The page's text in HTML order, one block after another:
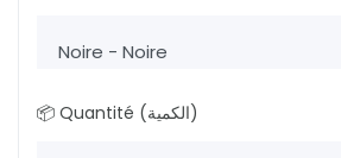
Noire - Noire
📦 Quantité (الكمية)